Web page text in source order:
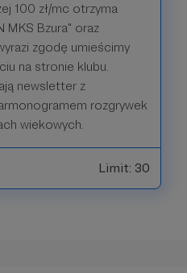
100 zł/mc otrzyma
MKS Bzura" oraz
zgodę umieścimy
na stronie klubu.
newsletter z
rozgrywek
wiekowych.
Limit: 30